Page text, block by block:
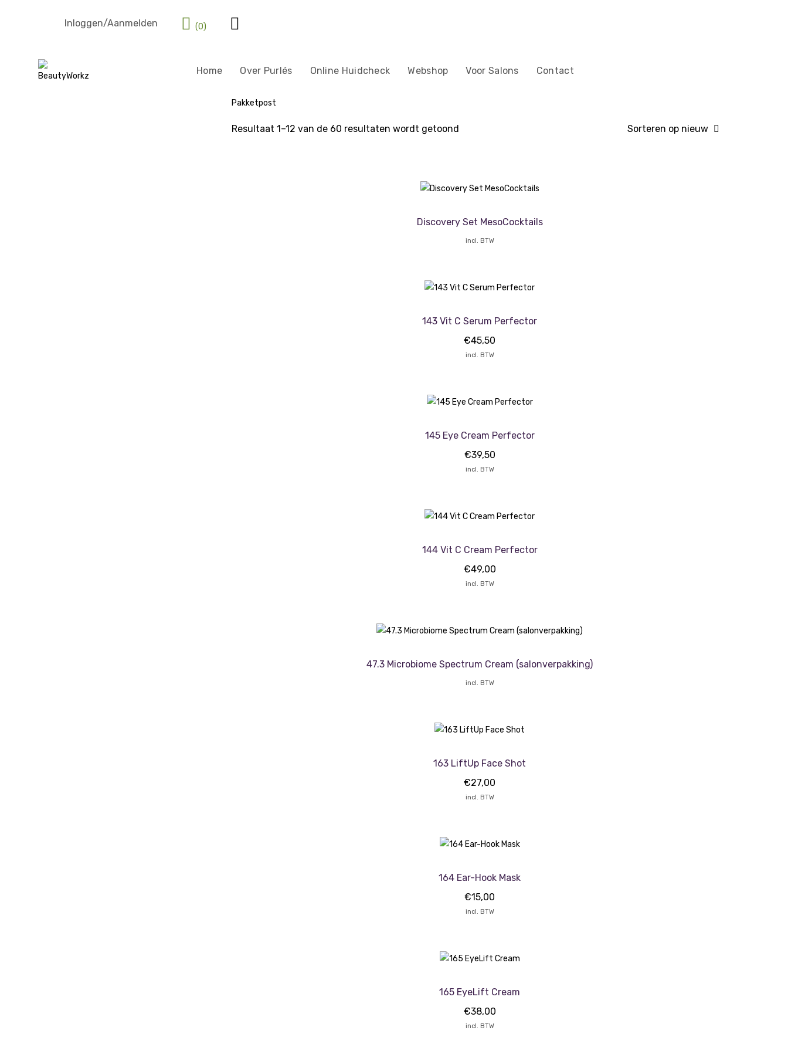
Home Over Purlés Online Huidcheck Webshop Voor Salons Contact
Inloggen/Aanmelden (0)
Pakketpost
Resultaat 1–12 van de 60 resultaten wordt getoond
Discovery Set MesoCocktails
incl. BTW
143 Vit C Serum Perfector
€45,50
incl. BTW
145 Eye Cream Perfector
€39,50
incl. BTW
144 Vit C Cream Perfector
€49,00
incl. BTW
47.3 Microbiome Spectrum Cream (salonverpakking)
incl. BTW
163 LiftUp Face Shot
€27,00
incl. BTW
164 Ear-Hook Mask
€15,00
incl. BTW
165 EyeLift Cream
€38,00
incl. BTW